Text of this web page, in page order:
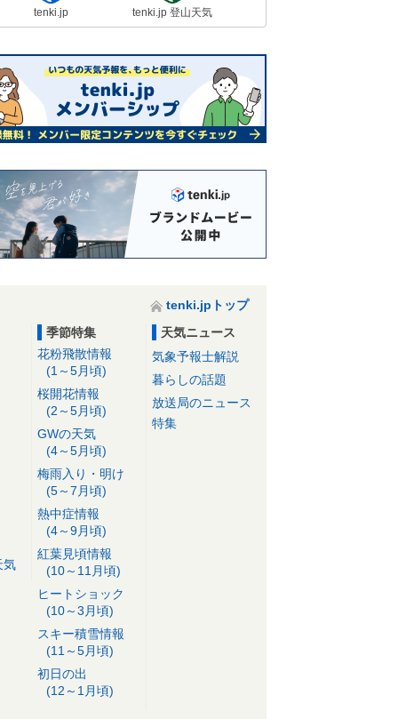
tenki.jp tenki.jp 登山天気
tenki.jpトップ
気
季節特集
花粉飛散情報
(1～5月頃)
桜開花情報
(2～5月頃)
GWの天気
(4～5月頃)
梅雨入り・明け
(5～7月頃)
熱中症情報
(4～9月頃)
紅葉見頃情報
(10～11月頃)
ヒートショック
(10～3月頃)
スキー積雪情報
(11～5月頃)
初日の出
(12～1月頃)
天気ニュース
気象予報士解説
暮らしの話題
放送局のニュース
特集